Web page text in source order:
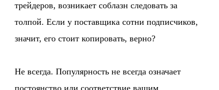
трейдеров, возникает соблазн следовать за
толпой. Если у поставщика сотни подписчиков,
значит, его стоит копировать, верно?
Не всегда. Популярность не всегда означает